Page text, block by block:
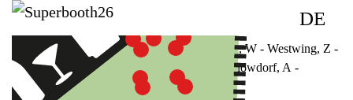
DE
- Top level - High ground , E - Ground, W - Westwing, Z -
Zeltwald (ZW) & Zeltstadt (ZS), B - Bungalowdorf, A -
Außenbereich